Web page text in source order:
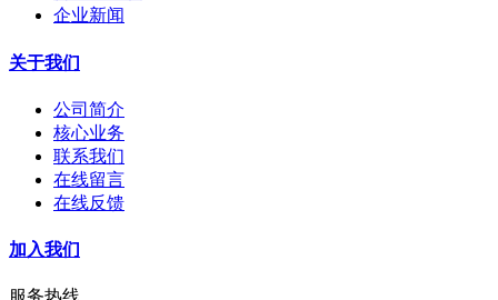
企业新闻
关于我们
公司简介
核心业务
联系我们
在线留言
在线反馈
加入我们